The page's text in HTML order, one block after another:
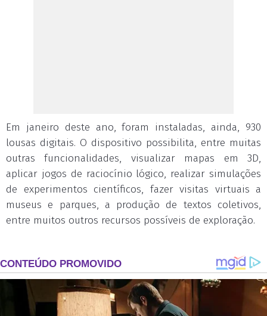
Em janeiro deste ano, foram instaladas, ainda, 930
lousas digitais. O dispositivo possibilita, entre muitas
outras funcionalidades, visualizar mapas em 3D,
aplicar jogos de raciocínio lógico, realizar simulações
de experimentos científicos, fazer visitas virtuais a
museus e parques, a produção de textos coletivos,
entre muitos outros recursos possíveis de exploração.